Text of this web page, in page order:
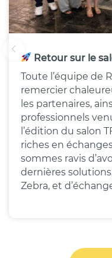
Retour sur le
Toute l’équipe de
remercier
les partenaires,
professionnels
l’édition du salon
riches en
sommes ravis
dernières
Zebra, et